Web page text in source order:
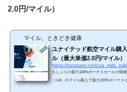
2.0円/マイル）
マイル、ときどき健康
ユナイテッド航空マイル購
ル（最大単価2.0円/マイル）
https://hetatare.com/
久しぶりの最大100%ボーナスセールが開
（UA）のマイル購入で最大100%ボーナス